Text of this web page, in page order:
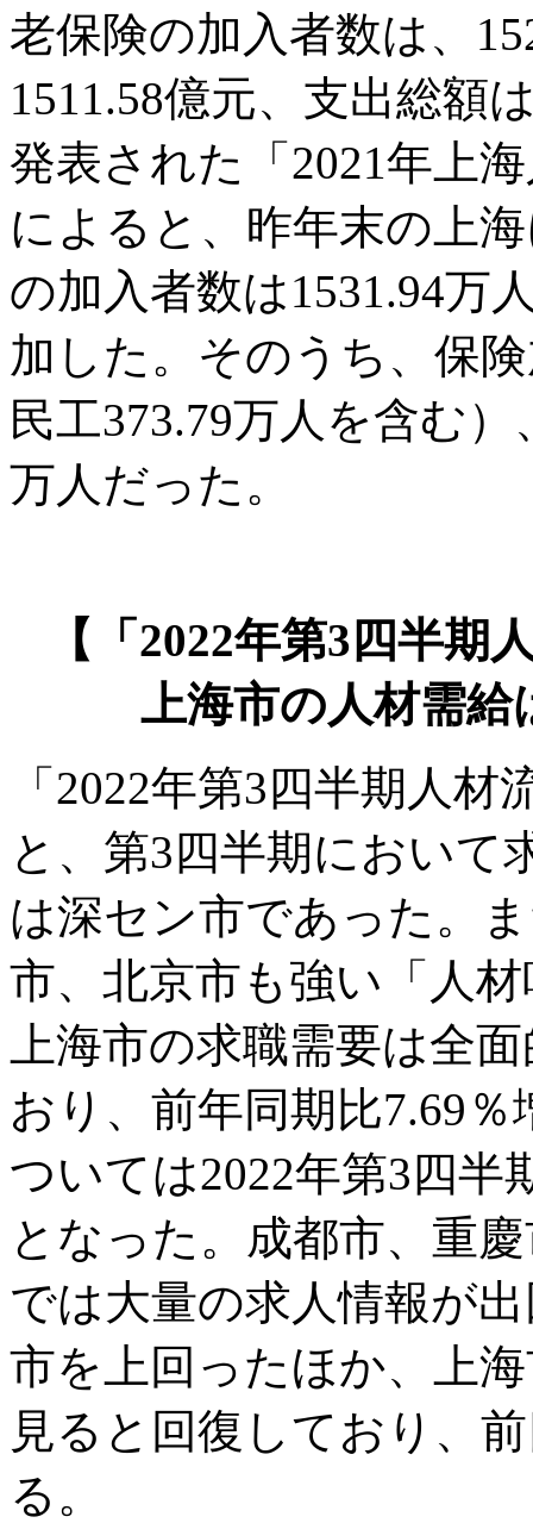
老保険の加入者数は、
1511.58億元、支出総額
発表された「2021年上
によると、昨年末の上
の加入者数は1531.94万
加した。そのうち、保
民工373.79万人を含む
万人だった。
【「2022年第3四半期
上海市の人材需給
「2022年第3四半期人
と、第3四半期において
は深セン市であった。
市、北京市も強い「人
上海市の求職需要は全
おり、前年同期比7.69
ついては2022年第3四半
となった。成都市、重
では大量の求人情報が
市を上回ったほか、上
見ると回復しており、
る。